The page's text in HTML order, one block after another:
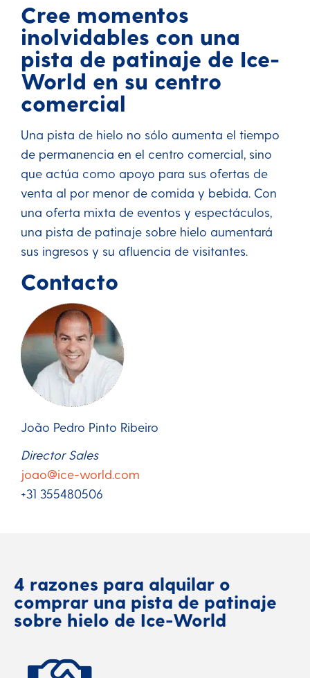
Cree momentos
inolvidables con una
pista de patinaje de Ice-
World en su centro
comercial
Una pista de hielo no sólo aumenta el tiempo
de permanencia en el centro comercial, sino
que actúa como apoyo para sus ofertas de
venta al por menor de comida y bebida. Con
una oferta mixta de eventos y espectáculos,
una pista de patinaje sobre hielo aumentará
sus ingresos y su afluencia de visitantes.
Contacto
João Pedro Pinto Ribeiro
Director Sales
joao@ice-world.com
+31 355480506
4 razones para alquilar o
comprar una pista de patinaje
sobre hielo de Ice-World